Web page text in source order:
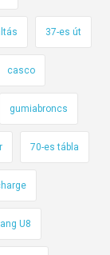
37-es út
casco
gumiabroncs
70-es tábla
U8